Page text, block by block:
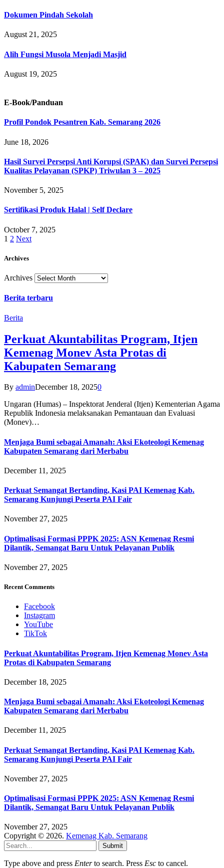
Dokumen Pindah Sekolah
August 21, 2025
Alih Fungsi Musola Menjadi Masjid
August 19, 2025
E-Book/Panduan
Profil Pondok Pesantren Kab. Semarang 2026
June 18, 2026
Hasil Survei Persepsi Anti Korupsi (SPAK) dan Survei Persepsi
Kualitas Pelayanan (SPKP) Triwulan 3 – 2025
November 5, 2025
Sertifikasi Produk Halal | Self Declare
October 7, 2025
1 2 Next
Archives
Archives
Berita terbaru
Berita
Perkuat Akuntabilitas Program, Itjen
Kemenag Monev Asta Protas di
Kabupaten Semarang
By adminDecember 18, 20250
Ungaran (Humas) – Inspektorat Jenderal (Itjen) Kementerian Agama
Republik Indonesia melaksanakan Pemantauan dan Evaluasi
(Monev)…
Menjaga Bumi sebagai Amanah: Aksi Ekoteologi Kemenag
Kabupaten Semarang dari Merbabu
December 11, 2025
Perkuat Semangat Bertanding, Kasi PAI Kemenag Kab.
Semarang Kunjungi Peserta PAI Fair
November 27, 2025
Optimalisasi Formasi PPPK 2025: ASN Kemenag Resmi
Dilantik, Semangat Baru Untuk Pelayanan Publik
November 27, 2025
Recent Comments
Facebook
Instagram
YouTube
TikTok
Perkuat Akuntabilitas Program, Itjen Kemenag Monev Asta
Protas di Kabupaten Semarang
December 18, 2025
Menjaga Bumi sebagai Amanah: Aksi Ekoteologi Kemenag
Kabupaten Semarang dari Merbabu
December 11, 2025
Perkuat Semangat Bertanding, Kasi PAI Kemenag Kab.
Semarang Kunjungi Peserta PAI Fair
November 27, 2025
Optimalisasi Formasi PPPK 2025: ASN Kemenag Resmi
Dilantik, Semangat Baru Untuk Pelayanan Publik
November 27, 2025
Copyright © 2026. Kemenag Kab. Semarang
Submit
Type above and press Enterto search. Press Esc to cancel.